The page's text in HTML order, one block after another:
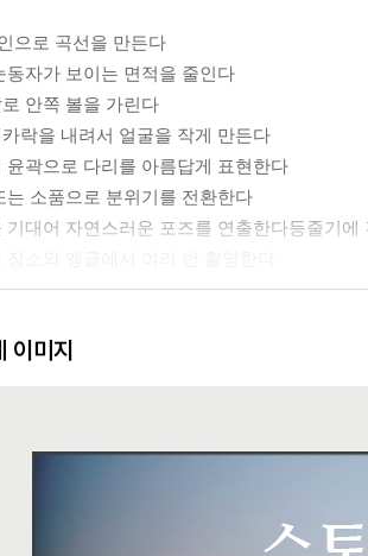
으로 곡선을 만든다
동자가 보이는 면적을 줄인다
안쪽 볼을 가린다
락을 내려서 얼굴을 작게 만든다
윤곽으로 다리를 아름답게 표현한다
는 소품으로 분위기를 전환한다
기대어 자연스러운 포즈를 연출한다등줄기에
사진에 정서를 담으려면 24~50mm로 찍는다
이미지